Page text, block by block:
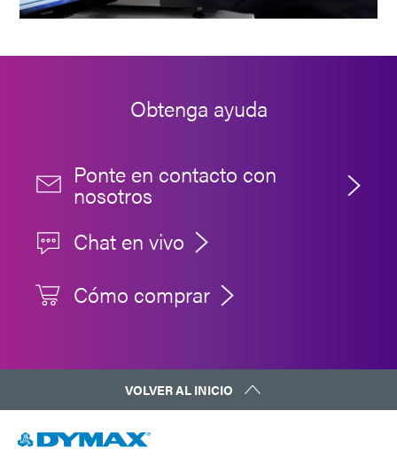
Obtenga ayuda
Ponte en contacto con
nosotros
Chat en vivo
Cómo comprar
VOLVER AL INICIO